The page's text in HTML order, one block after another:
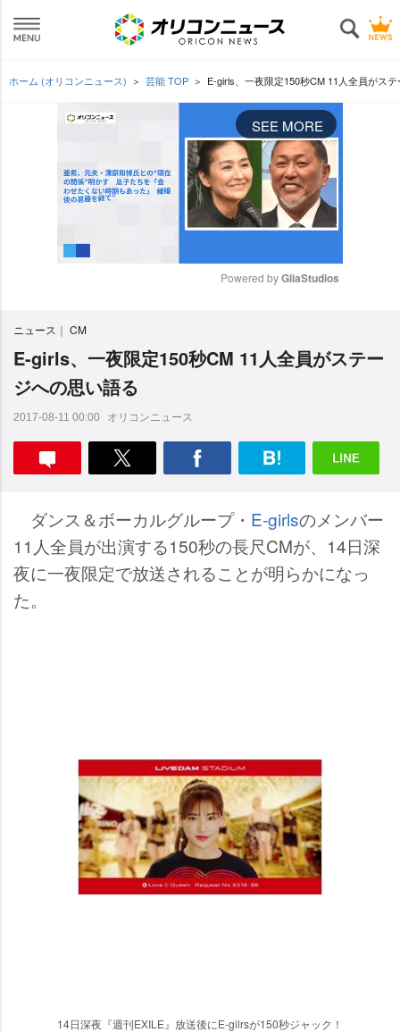
ホーム (オリコンニュース) 芸能 TOP E-girls、一夜限定150秒CM 11人全員がス
SEE MORE
e
Powered by GliaStudios
ニュース CM
E-girls、一夜限定150秒CM 11人全員がステー
ジへの思い語る
2017-08-11 00:00 オリコンニュース
ダンス＆ボーカルグループ・ E-girlsのメンバー
11人全員が出演する150秒の長尺CMが、14日深
夜に一夜限定で放送されることが明らかになっ
た。
14日深夜『週刊EXILE』放送後にE-gilrsが150秒ジャック！